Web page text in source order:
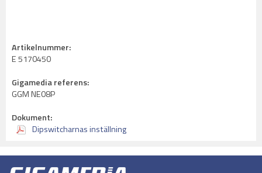
Artikelnummer:
E 5170450
Gigamedia referens:
GGM NE08P
Dokument:
Dipswitcharnas inställning